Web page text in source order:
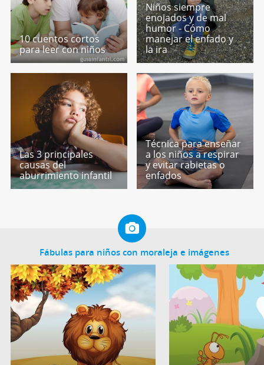
10 cuentos cortos
para leer con niños
Niños siempre
enojados y de mal
humor - Cómo
manejar el enfado y
la ira
Las 3 principales
causas del
aburrimiento infantil
Técnica para enseñar
a los niños a respirar
y evitar rabietas o
enfados
Fábulas para niños con moraleja e imágenes